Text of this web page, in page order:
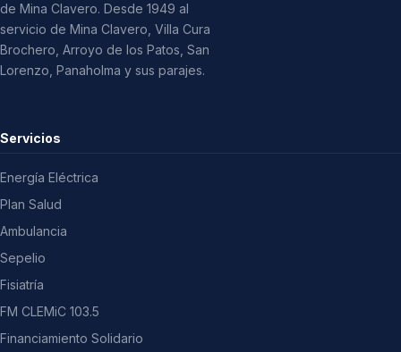
de Mina Clavero. Desde 1949 al
servicio de Mina Clavero, Villa Cura
Brochero, Arroyo de los Patos, San
Lorenzo, Panaholma y sus parajes.
Servicios
Energía Eléctrica
Plan Salud
Ambulancia
Sepelio
Fisiatría
FM CLEMiC 103.5
Financiamiento Solidario